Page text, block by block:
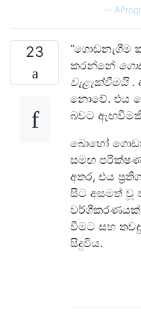
—
23
“ගොඩනැගීම
කරන්නේ
වැළැක්වීමයි.
නොවේ. එය
බවට
බොහෝ
සමඟ
අතර, එය
සිට අසමත්
වර්ගීකරණයක්
වීමට සහ
සිදුවිය.